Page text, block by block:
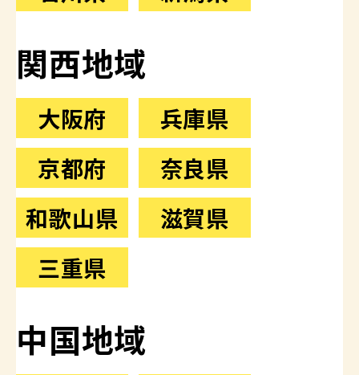
関西地域
大阪府
兵庫県
京都府
奈良県
和歌山県
滋賀県
三重県
中国地域